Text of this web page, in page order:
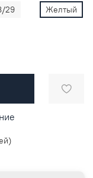
29
Желтый